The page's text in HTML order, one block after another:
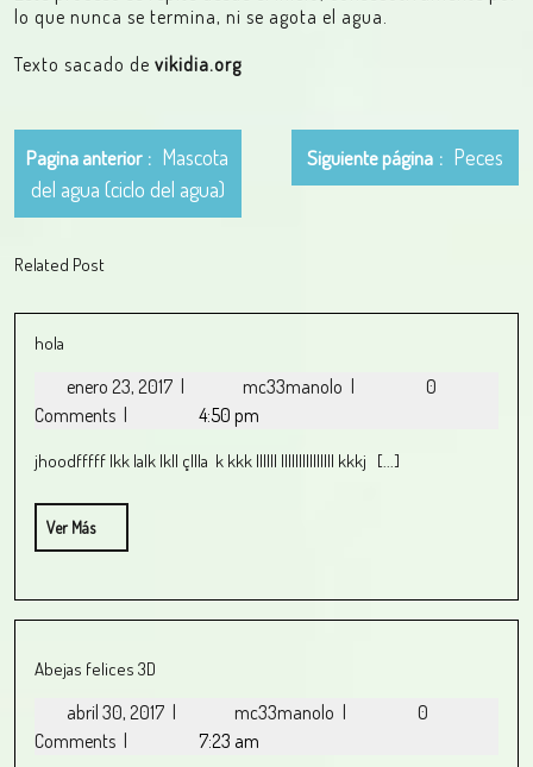
lo que nunca se termina, ni se agota el agua.
Texto sacado de vikidia.org
Pagina anterior
Mascota
del agua (ciclo del agua)
Siguiente página Peces
Related Post
hola
enero 23, 2017 mc33manolo
0
Comments
4:50 pm
jhoodfffff lkk lalk lkll çllla k kkk llllll lllllllllllllll kkkj [...]
Ver Más
Abejas felices 3D
abril 30, 2017 mc33manolo
0
Comments
7:23 am